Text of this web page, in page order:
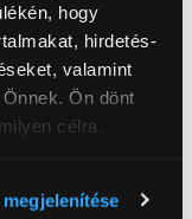
hogy
hirdetés-
valamint
Ön dönt
célra.